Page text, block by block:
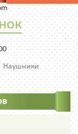
Наушники